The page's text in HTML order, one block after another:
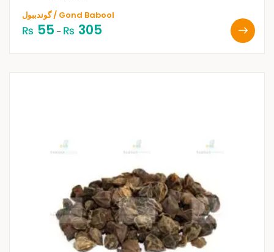
گوندببول / Gond Babool
₨ 55 – ₨ 305